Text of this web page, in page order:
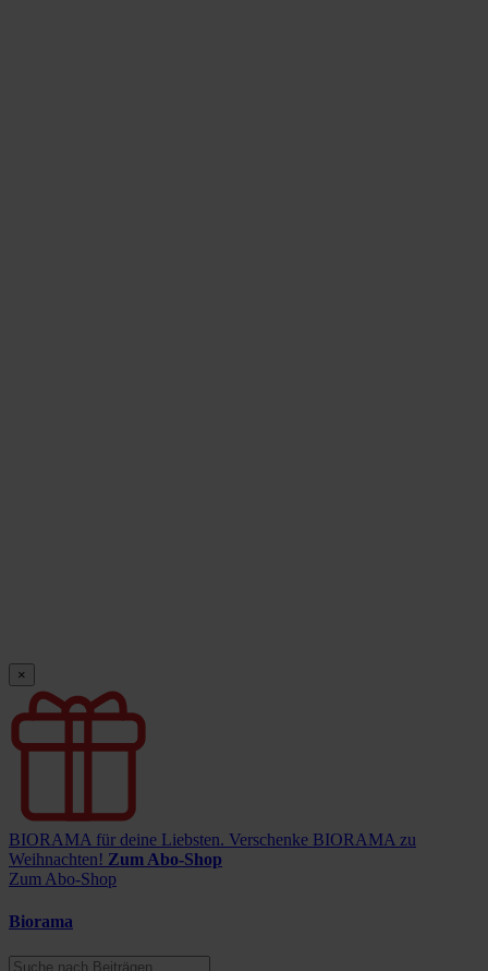
×
BIORAMA für deine Liebsten. Verschenke BIORAMA zu
Weihnachten! Zum Abo-Shop
Zum Abo-Shop
Biorama